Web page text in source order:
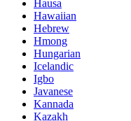
Hausa
Hawaiian
Hebrew
Hmong
Hungarian
Icelandic
Igbo
Javanese
Kannada
Kazakh